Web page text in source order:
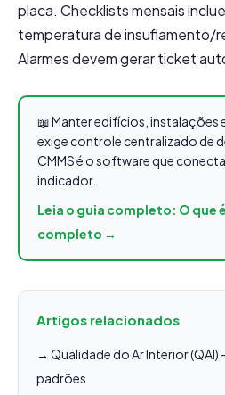
placa. Checklists mensais
temperatura de insuflamento/
Alarmes devem gerar ticket
📖 Manter edifícios, instalações
exige controle centralizado de
CMMS é o software que
indicador.
Leia o guia completo: O que
completo →
Artigos relacionados
→ Qualidade do Ar Interior
padrões